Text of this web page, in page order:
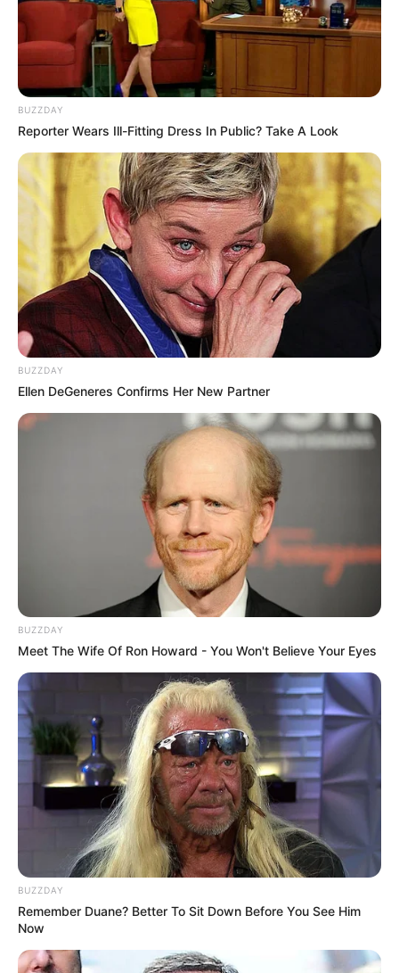
BUZZDAY
Reporter Wears Ill-Fitting Dress In Public? Take A Look
BUZZDAY
Ellen DeGeneres Confirms Her New Partner
BUZZDAY
Meet The Wife Of Ron Howard - You Won't Believe Your Eyes
BUZZDAY
Remember Duane? Better To Sit Down Before You See Him
Now